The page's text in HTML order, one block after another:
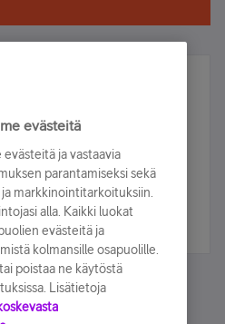
ja voita!
mukana arvonnassa.
evästeitä
ja vastaavia
parantamiseksi sekä
markkinointitarkoituksiin.
alla. Kaikki luokat
evästeitä ja
kolmansille osapuolille.
poistaa ne käytöstä
Lisätietoja